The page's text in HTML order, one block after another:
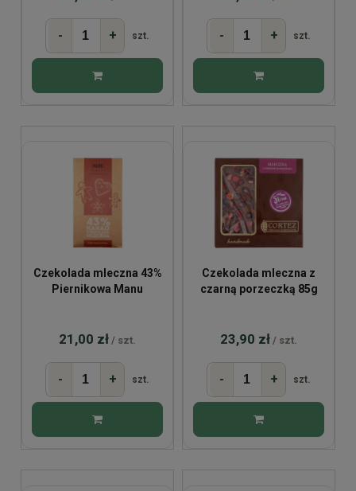
- + szt. - + szt.
Czekolada mleczna 43%
Piernikowa Manu
21,00 zł / szt.
- + szt.
Czekolada mleczna z
czarną porzeczką 85g
23,90 zł / szt.
- + szt.